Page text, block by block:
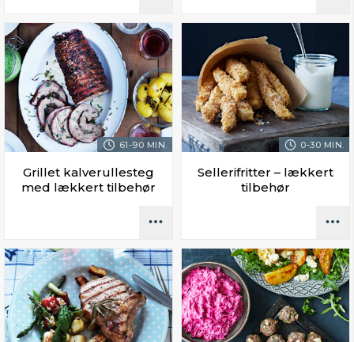
61-90 MIN.
Grillet kalverullesteg
med lækkert tilbehør
0-30 MIN.
Sellerifritter – lækkert
tilbehør